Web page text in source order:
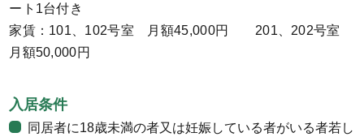
ート1台付き
家賃：101、102号室 月額45,000円 201、202号室
月額50,000円
入居条件
同居者に18歳未満の者又は妊娠している者がいる者若し